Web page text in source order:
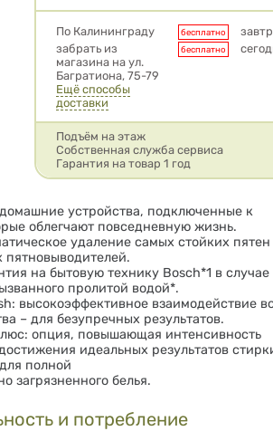
Условия доставки
По Калининграду бесплатно
забрать из
магазина на ул.
Багратиона, 75-79
бесплатно
Ещё способы
доставки
Подъём на этаж
Собственная служба сервиса
Гарантия на товар 1 год
устройства, подключенные к
облегчают повседневную жизнь.
удаление самых стойких пятен
пятновыводителей.
на бытовую технику Bosch*1 в случае
пролитой водой*.
высокоэффективное взаимодействие
– для безупречных результатов.
опция, повышающая интенсивность
идеальных результатов
полной
загрязненного белья.
и потребление